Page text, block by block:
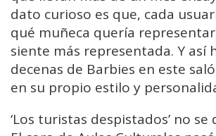
dato curioso es que, cada
qué muñeca quería
siente más representada. Y así
decenas de Barbies en este
en su propio estilo y
‘Los turistas despistados’ no